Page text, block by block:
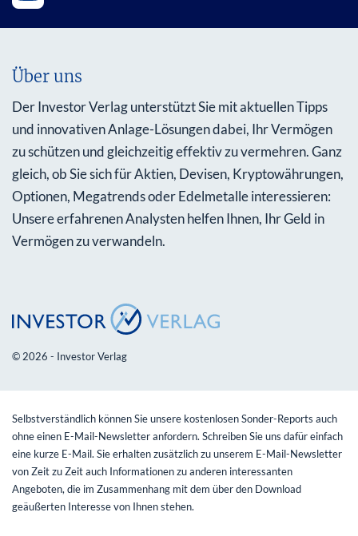
Über uns
Der Investor Verlag unterstützt Sie mit aktuellen Tipps
und innovativen Anlage-Lösungen dabei, Ihr Vermögen
zu schützen und gleichzeitig effektiv zu vermehren. Ganz
gleich, ob Sie sich für Aktien, Devisen, Kryptowährungen,
Optionen, Megatrends oder Edelmetalle interessieren:
Unsere erfahrenen Analysten helfen Ihnen, Ihr Geld in
Vermögen zu verwandeln.
© 2026 - Investor Verlag
Selbstverständlich können Sie unsere kostenlosen Sonder-Reports auch
ohne einen E-Mail-Newsletter anfordern. Schreiben Sie uns dafür einfach
eine kurze E-Mail. Sie erhalten zusätzlich zu unserem E-Mail-Newsletter
von Zeit zu Zeit auch Informationen zu anderen interessanten
Angeboten, die im Zusammenhang mit dem über den Download
geäußerten Interesse von Ihnen stehen.